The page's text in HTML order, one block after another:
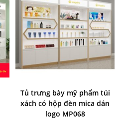
Tủ trưng bày mỹ phẩm túi
xách có hộp đèn mica dán
logo MP068